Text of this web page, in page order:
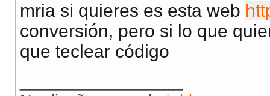
mria si quieres es esta web
conversión, pero si lo que
que teclear código